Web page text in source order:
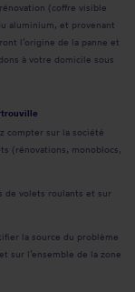
(coffre visible
aluminium, et provenant
l’origine de la panne et
à votre domicile sous
compter sur la société
(rénovations, monoblocs,
de volets roulants et sur
la source du problème
sur l’ensemble de la zone